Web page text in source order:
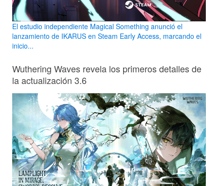
El estudio independiente Magical Something anunció el
lanzamiento de IKARUS en Steam Early Access, marcando el
inicio...
Wuthering Waves revela los primeros detalles de
la actualización 3.6